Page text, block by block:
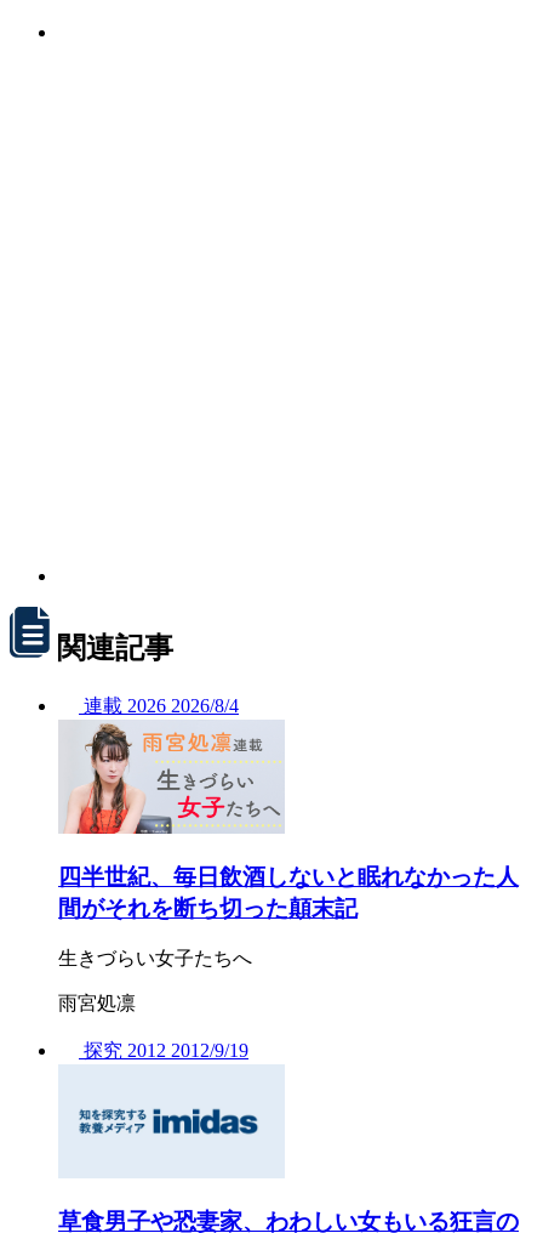
関連記事
連載 2026 2026/8/4
四半世紀、毎日飲酒しないと眠れなかった人
間がそれを断ち切った顛末記
生きづらい女子たちへ
雨宮処凛
探究 2012 2012/9/19
草食男子や恐妻家、わわしい女もいる狂言の